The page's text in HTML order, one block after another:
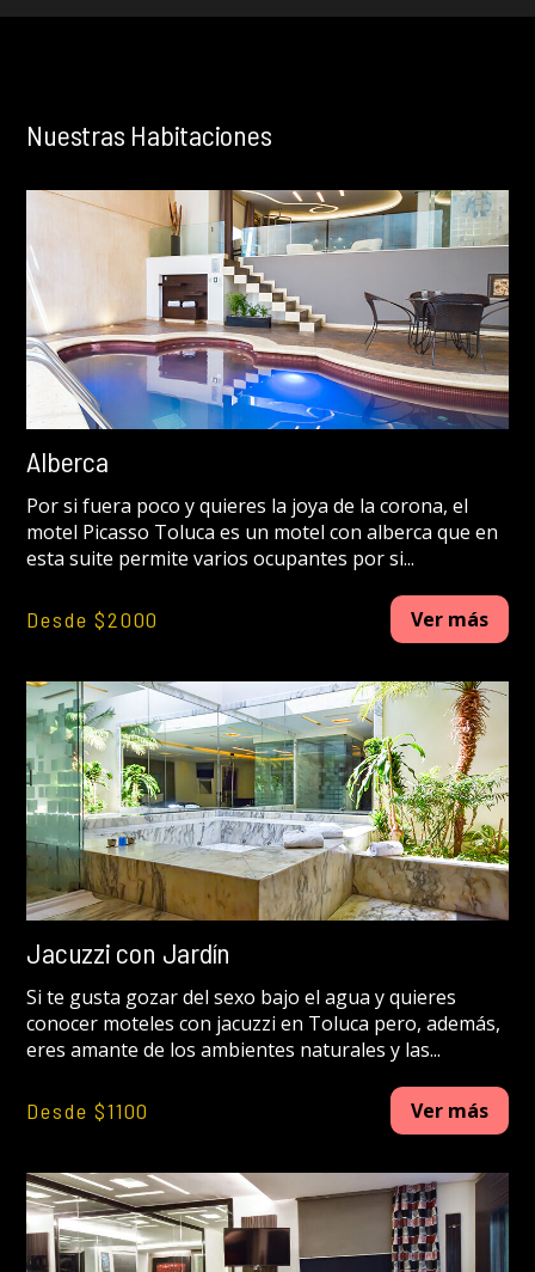
Nuestras Habitaciones
Alberca
Por si fuera poco y quieres la joya de la corona, el
motel Picasso Toluca es un motel con alberca que en
esta suite permite varios ocupantes por si...
Desde $2000 Ver más
Jacuzzi con Jardín
Si te gusta gozar del sexo bajo el agua y quieres
conocer moteles con jacuzzi en Toluca pero, además,
eres amante de los ambientes naturales y las...
Desde $1100 Ver más